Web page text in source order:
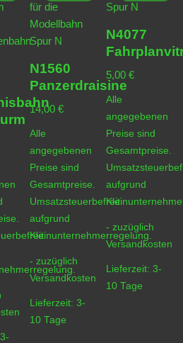
3-
N1560
Panzerdraisine
14,00€
Alle
angegebenen
Preise sind
Gesamtpreise.
Umsatzsteuerbefreit
aufgrund
Kleinunternehmerregelung.
- zuzüglich
Versandkosten
Lieferzeit:3-
10 Tage
N4077
5,00€
Alle
angegebenen
Preise sind
Gesamtpreise.
aufgrund
- zuzüglich
Versandkosten
Lieferzeit:3-
10 Tage